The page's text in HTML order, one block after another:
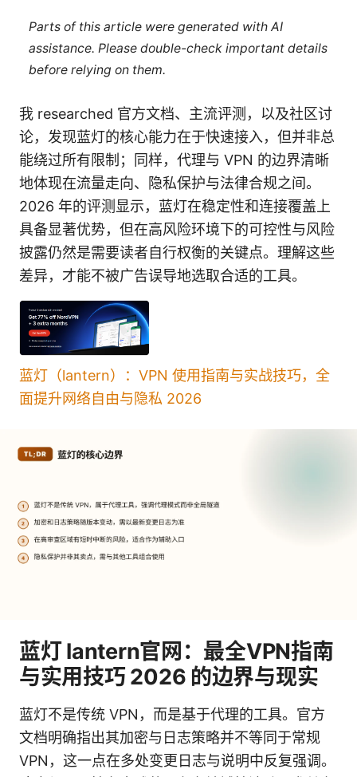
Parts of this article were generated with AI
assistance. Please double-check important details
before relying on them.
我 researched 官方文档、主流评测，以及社区讨
论，发现蓝灯的核心能力在于快速接入，但并非总
能绕过所有限制；同样，代理与 VPN 的边界清晰
地体现在流量走向、隐私保护与法律合规之间。
2026 年的评测显示，蓝灯在稳定性和连接覆盖上
具备显著优势，但在高风险环境下的可控性与风险
披露仍然是需要读者自行权衡的关键点。理解这些
差异，才能不被广告误导地选取合适的工具。
蓝灯（lantern）：VPN 使用指南与实战技巧，全
面提升网络自由与隐私 2026
蓝灯 lantern官网：最全VPN指南
与实用技巧 2026 的边界与现实
蓝灯不是传统 VPN，而是基于代理的工具。官方
文档明确指出其加密与日志策略并不等同于常规
VPN，这一点在多处变更日志与说明中反复强调。